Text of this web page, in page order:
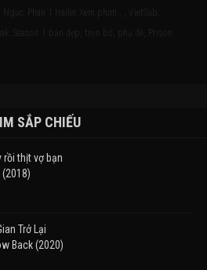
Phan 1 trailer Xem phim , , VietSub,
Season 1 bản đẹp, trọn bộ, phụ đề, Prison
SẮP CHIẾU
rồi thịt vợ bạn
(2018)
Trở Lại
Back (2020)